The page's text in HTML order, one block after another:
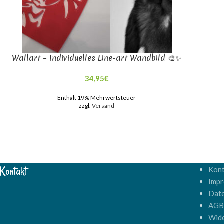
Wallart – Individuelles Line-art Wandbild 🎨✨
34,95€
Enthält 19% Mehrwertsteuer
zzgl.Versand
Kontakt
AGB